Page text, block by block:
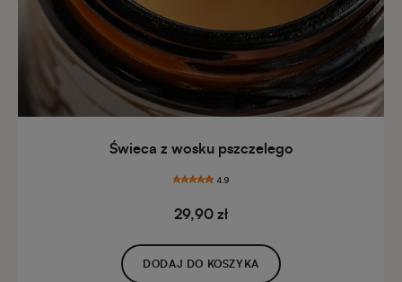
Świeca z wosku pszczelego
4.9
29,90 zł
DODAJ DO KOSZYKA